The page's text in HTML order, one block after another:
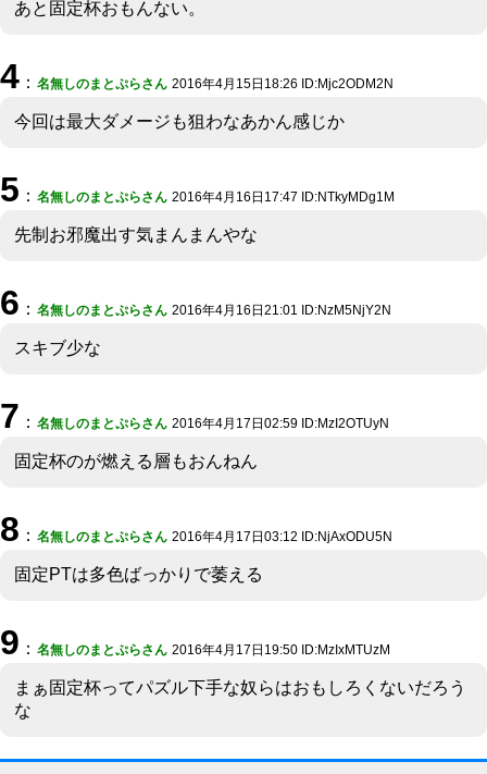
あと固定杯おもんない。
4 ： 名無しのまとぷらさん 2016年4月15日18:26 ID:Mjc2ODM2N
今回は最大ダメージも狙わなあかん感じか
5 ： 名無しのまとぷらさん 2016年4月16日17:47 ID:NTkyMDg1M
先制お邪魔出す気まんまんやな
6 ： 名無しのまとぷらさん 2016年4月16日21:01 ID:NzM5NjY2N
スキブ少な
7 ： 名無しのまとぷらさん 2016年4月17日02:59 ID:MzI2OTUyN
固定杯のが燃える層もおんねん
8 ： 名無しのまとぷらさん 2016年4月17日03:12 ID:NjAxODU5N
固定PTは多色ばっかりで萎える
9 ： 名無しのまとぷらさん 2016年4月17日19:50 ID:MzIxMTUzM
まぁ固定杯ってパズル下手な奴らはおもしろくないだろう
な